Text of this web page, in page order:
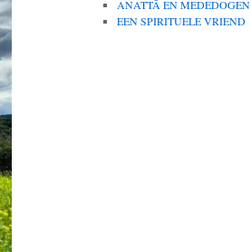
ANATTĀ EN MEDEDOGEN
EEN SPIRITUELE VRIEND